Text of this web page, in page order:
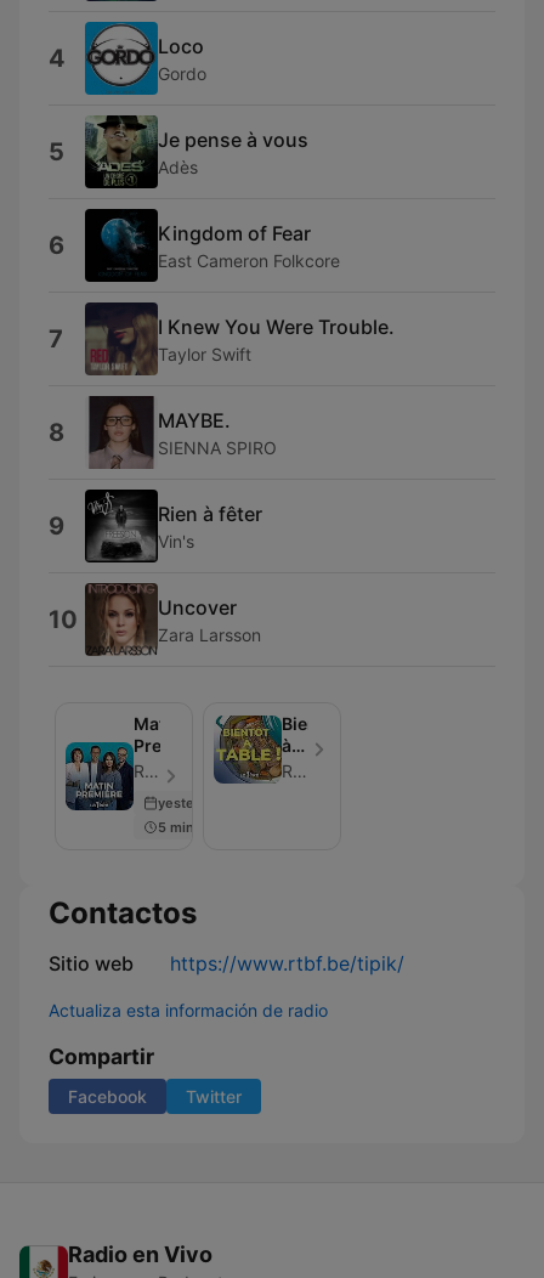
4 Loco
Gordo
5 Je pense à vous
Adès
6 Kingdom of Fear
East Cameron Folkcore
7 I Knew You Were Trouble.
Taylor Swift
8 MAYBE.
SIENNA SPIRO
9 Rien à fêter
Vin's
10 Uncover
Zara Larsson
Matin
Première
RTBF - Episodio 107
yesterday
5 min
Bientôt
à
table
RTBF
Contactos
Sitio web https://www.rtbf.be/tipik/
Actualiza esta información de radio
Compartir
Facebook Twitter
Radio en Vivo